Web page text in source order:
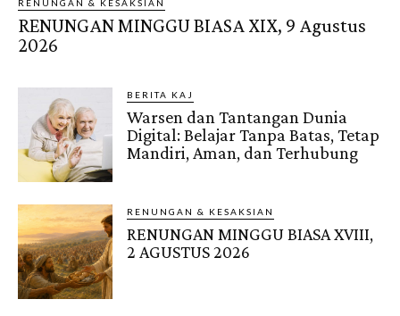
RENUNGAN & KESAKSIAN
RENUNGAN MINGGU BIASA XIX, 9 Agustus
2026
BERITA KAJ
Warsen dan Tantangan Dunia
Digital: Belajar Tanpa Batas, Tetap
Mandiri, Aman, dan Terhubung
RENUNGAN & KESAKSIAN
RENUNGAN MINGGU BIASA XVIII,
2 AGUSTUS 2026